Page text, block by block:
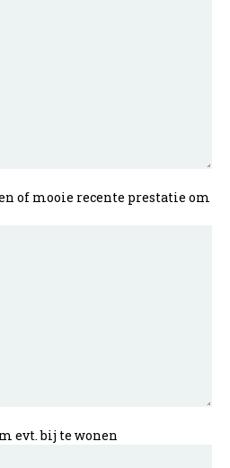
of mooie recente prestatie om
evt. bij te wonen